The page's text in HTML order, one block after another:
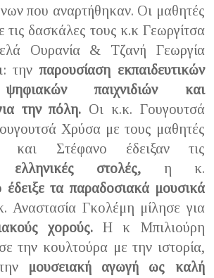
που αναρτήθηκαν. Οι μαθητές
τις δασκάλες τους κ.κ Γεωργίτσα
Ουρανία & Τζανή Γεωργία
τηνπαρουσίαση εκπαιδευτικών
παιχνιδιών και
την πόλη. Οι κ.κ. Γουγουτσά
Χρύσα με τους μαθητές
και Στέφανο έδειξαν τις
ελληνικές στολές, η κ.
έδειξε τα παραδοσιακά μουσικά
Αναστασία Γκολέμη μίλησε για
χορούς.Η κ Μπιλιούρη
την κουλτούρα με την ιστορία,
μουσειακή αγωγή ως καλή